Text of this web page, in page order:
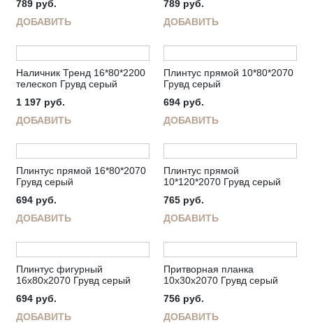
789 руб.
ДОБАВИТЬ
789 руб.
ДОБАВИТЬ
Наличник Тренд 16*80*2200
телескоп Грувд серый
1 197 руб.
ДОБАВИТЬ
Плинтус прямой 10*80*2070
Грувд серый
694 руб.
ДОБАВИТЬ
Плинтус прямой 16*80*2070
Грувд серый
694 руб.
ДОБАВИТЬ
Плинтус прямой
10*120*2070 Грувд серый
765 руб.
ДОБАВИТЬ
Плинтус фигурный
16х80х2070 Грувд серый
694 руб.
ДОБАВИТЬ
Притворная планка
10х30х2070 Грувд серый
756 руб.
ДОБАВИТЬ